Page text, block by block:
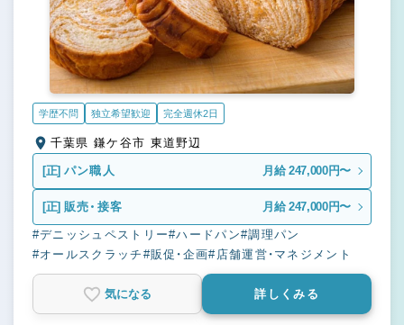
学歴不問 独立希望歓迎 完全週休2日
千葉県 鎌ケ谷市 東道野辺
[正] パン職人 月給 247,000円〜
[正] 販売・接客 月給 247,000円〜
#デニッシュペストリー#ハードパン#調理パン
#オールスクラッチ #販促・企画#店舗運営・マネジメント
気になる 詳しくみる